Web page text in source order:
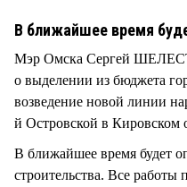
В ближайшее время
Мэр Омска Сергей
о выделении из бюджета
возведение новой линии
й Островской в Кировском
В ближайшее время будет
строительства. Все